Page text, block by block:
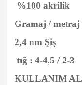
%100 akrilik
Gramaj / metraj
2,4 nm Şiş
tığ : 4-4,5 / 2-3
KULLANIM